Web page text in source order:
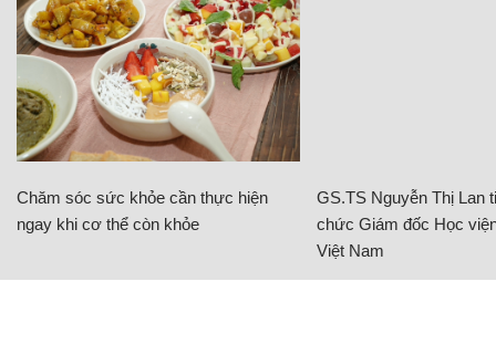
Chăm sóc sức khỏe cần thực hiện
ngay khi cơ thể còn khỏe
GS.TS Nguyễn Thị Lan
chức Giám đốc Học
Việt Nam